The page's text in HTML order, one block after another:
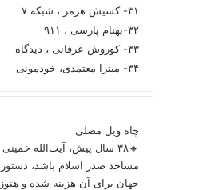
۳۱- کشیش هرمز ، شبکه ۷
۳۲-بهنام پارسی ، ۹۱۱
۳۳- کوروش عرفانی ، دیدگاه
۳۴- میترا معتمدی، خودمونی
چاه ویل مصلی
🔸۳۸ سال پیش، آیت‌الله
مساجد صدر اسلام باشد،
جهان برای آن هزینه شده و